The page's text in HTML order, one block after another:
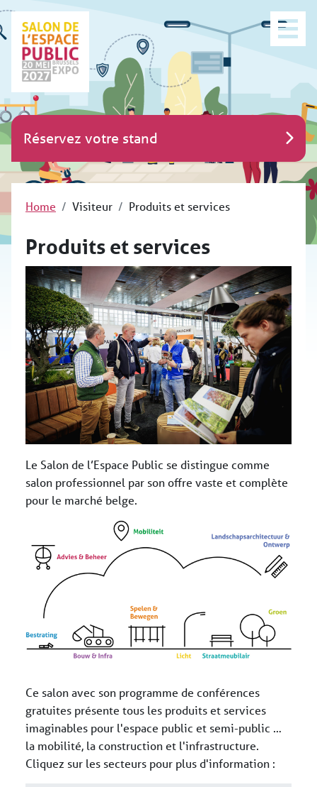
Réservez votre stand
Home Visiteur Produits et services
Produits et services
Le Salon de l’Espace Public se distingue comme
salon professionnel par son offre vaste et complète
pour le marché belge.
Ce salon avec son programme de conférences
gratuites présente tous les produits et services
imaginables pour l'espace public et semi-public …
la mobilité, la construction et l'infrastructure.
Cliquez sur les secteurs pour plus d'information :